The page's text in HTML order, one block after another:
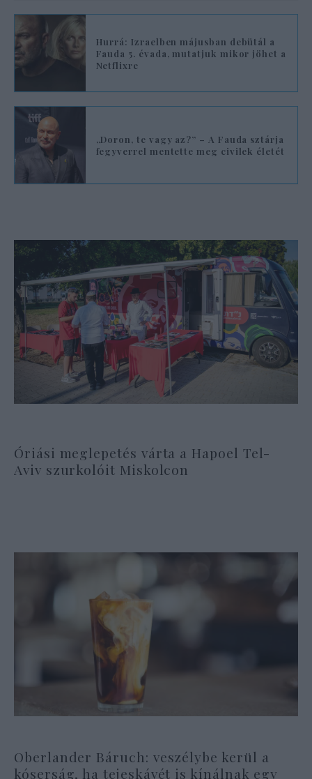
Hurrá: Izraelben májusban debütál a
Fauda 5. évada, mutatjuk mikor jöhet a
Netflixre
„Doron, te vagy az?” – A Fauda sztárja
fegyverrel mentette meg civilek életét
Óriási meglepetés várta a Hapoel Tel-
Aviv szurkolóit Miskolcon
Oberlander Báruch: veszélybe kerül a
kóserság, ha tejeskávét is kínálnak egy